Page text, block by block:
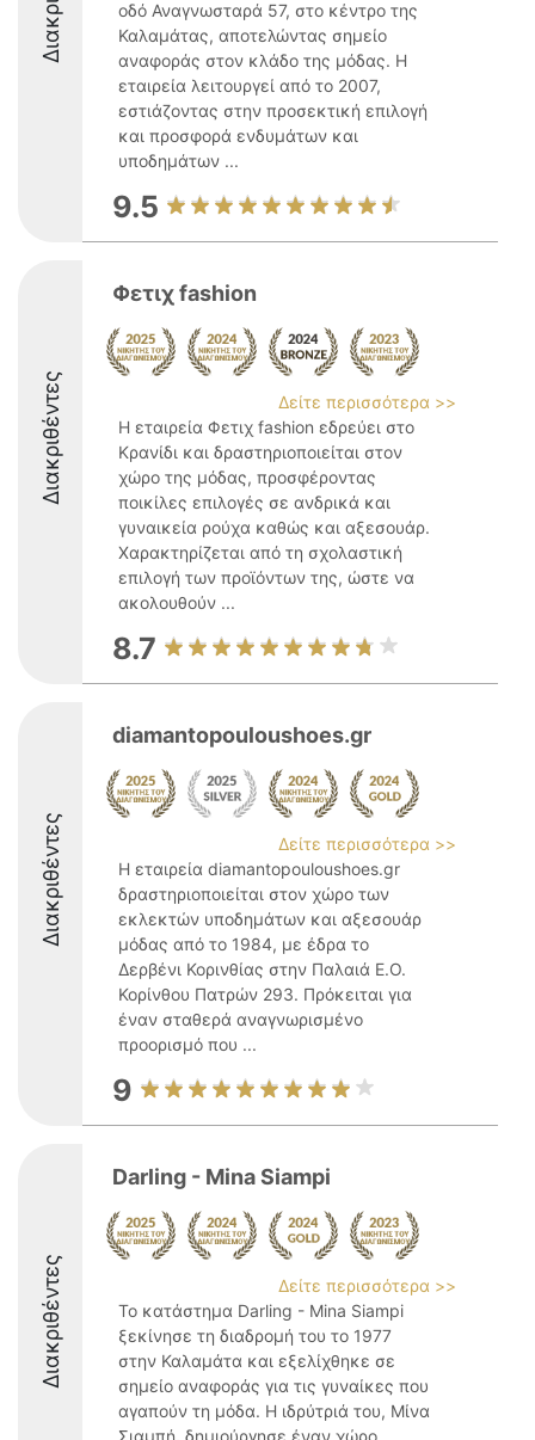
οδό Αναγνωσταρά 57, στο κέντρο της
Καλαμάτας, αποτελώντας σημείο
αναφοράς στον κλάδο της μόδας. Η
εταιρεία λειτουργεί από το 2007,
εστιάζοντας στην προσεκτική επιλογή
και προσφορά ενδυμάτων και
υποδημάτων ...
9.5
Διακριθέντες
Φετιχ fashion
Δείτε περισσότερα >>
Η εταιρεία Φετιχ fashion εδρεύει στο
Κρανίδι και δραστηριοποιείται στον
χώρο της μόδας, προσφέροντας
ποικίλες επιλογές σε ανδρικά και
γυναικεία ρούχα καθώς και αξεσουάρ.
Χαρακτηρίζεται από τη σχολαστική
επιλογή των προϊόντων της, ώστε να
ακολουθούν ...
8.7
Διακριθέντες
diamantopouloushoes.gr
Δείτε περισσότερα >>
Η εταιρεία diamantopouloushoes.gr
δραστηριοποιείται στον χώρο των
εκλεκτών υποδημάτων και αξεσουάρ
μόδας από το 1984, με έδρα το
Δερβένι Κορινθίας στην Παλαιά Ε.Ο.
Κορίνθου Πατρών 293. Πρόκειται για
έναν σταθερά αναγνωρισμένο
προορισμό που ...
9
Διακριθέντες
Darling - Mina Siampi
Δείτε περισσότερα >>
Το κατάστημα Darling - Mina Siampi
ξεκίνησε τη διαδρομή του το 1977
στην Καλαμάτα και εξελίχθηκε σε
σημείο αναφοράς για τις γυναίκες που
αγαπούν τη μόδα. Η ιδρύτριά του, Μίνα
Σιαμπή, δημιούργησε έναν χώρο